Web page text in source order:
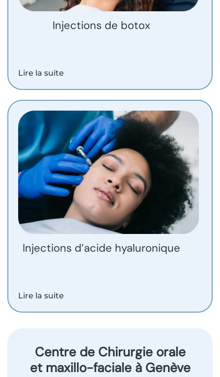
Injections de botox
Lire la suite
Injections d’acide hyaluronique
Lire la suite
Centre de Chirurgie orale
et maxillo-faciale à Genève